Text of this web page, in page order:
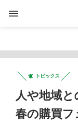
Warning : Trying to access array
トピックス
人や地域
春の購買フ